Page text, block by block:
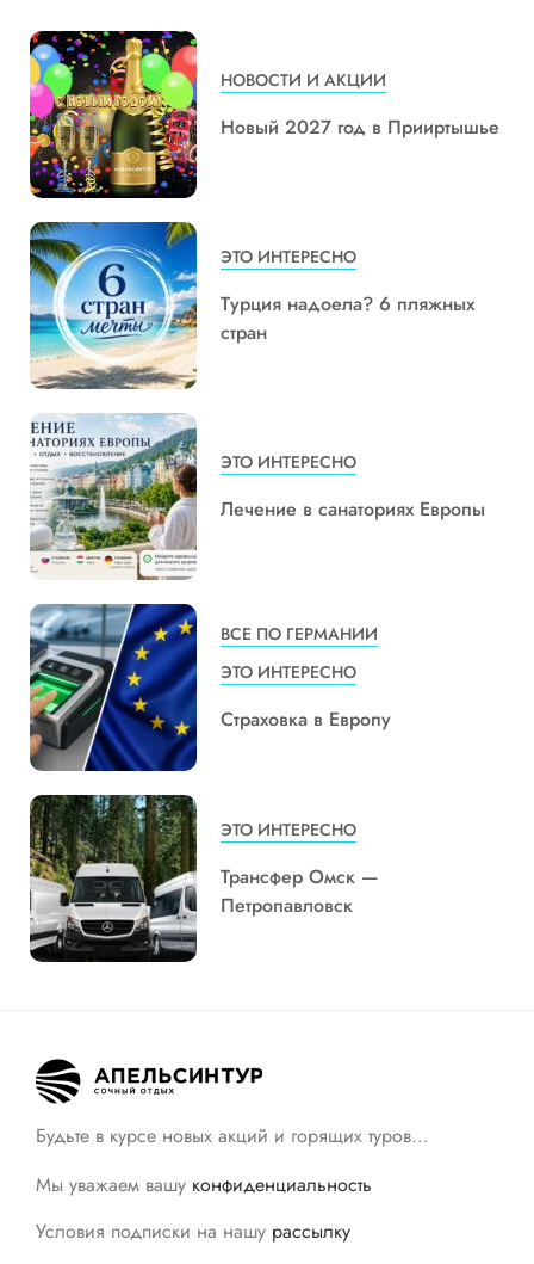
НОВОСТИ И АКЦИИ
Новый 2027 год в Прииртышье
ЭТО ИНТЕРЕСНО
Турция надоела? 6 пляжных
стран
ЭТО ИНТЕРЕСНО
Лечение в санаториях Европы
ВСЕ ПО ГЕРМАНИИ
ЭТО ИНТЕРЕСНО
Страховка в Европу
ЭТО ИНТЕРЕСНО
Трансфер Омск —
Петропавловск
Будьте в курсе новых акций и горящих туров…
Мы уважаем вашу конфиденциальность
Условия подписки на нашу рассылку